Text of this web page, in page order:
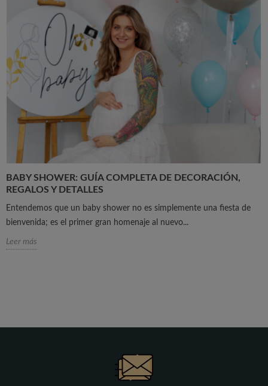
BABY SHOWER: GUÍA COMPLETA DE DECORACIÓN,
REGALOS Y DETALLES
Entendemos que un baby shower no es simplemente una fiesta de
bienvenida; es el primer gran homenaje al nuevo...
Leer más